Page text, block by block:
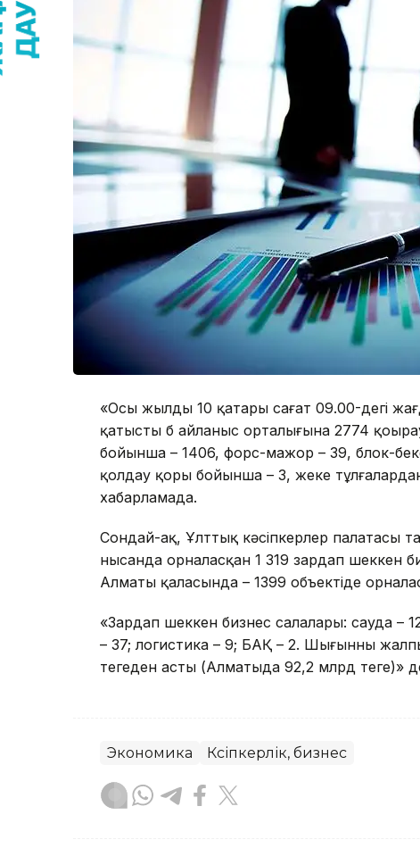
«Осы жылдың 10 қаңтары сағат 09.00-дегі
қатысты б айланыс орталығына 2774
бойынша – 1406, форс-мажор – 39, блок-
қолдау қоры бойынша – 3, жеке
хабарламада.
Сондай-ақ, Ұлттық кәсіпкерлер палатасы
нысанда орналасқан 1 319 зардап шеккен
Алматы қаласында – 1399 объектіде
«Зардап шеккен бизнес салалары: сауда –
– 37; логистика – 9; БАҚ – 2. Шығынның
теңгеден асты (Алматыда 92,2 млрд теңге)»
Экономика Кәсіпкерлік, бизнес